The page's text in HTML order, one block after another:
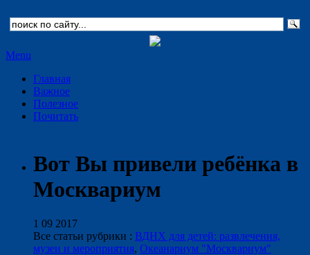
Menu
Главная
Важное
Полезное
Почитать
Вот Вы привели ребёнка в
Москвариум
1 09 2017
Все статьи рубрики : ВДНХ для детей: развлечения,
музеи и мероприятия, Океанариум "Москвариум"